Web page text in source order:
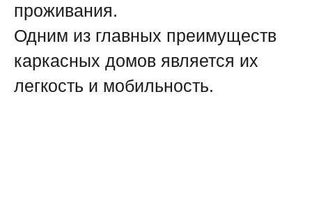
проживания.
Одним из главных преимуществ
каркасных домов является их
легкость и мобильность.